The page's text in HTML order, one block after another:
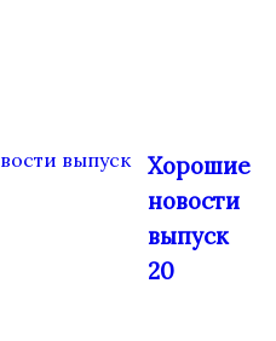
Хорошие
новости
выпуск
20